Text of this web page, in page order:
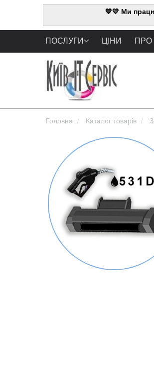
💙💛 Ми
ПОСЛУГИ ЦІНИ ПРО
Головна Каталог товарів